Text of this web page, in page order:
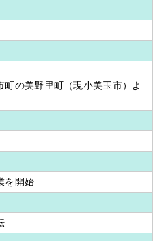
の美野里町（現小美玉市）よ
を開始